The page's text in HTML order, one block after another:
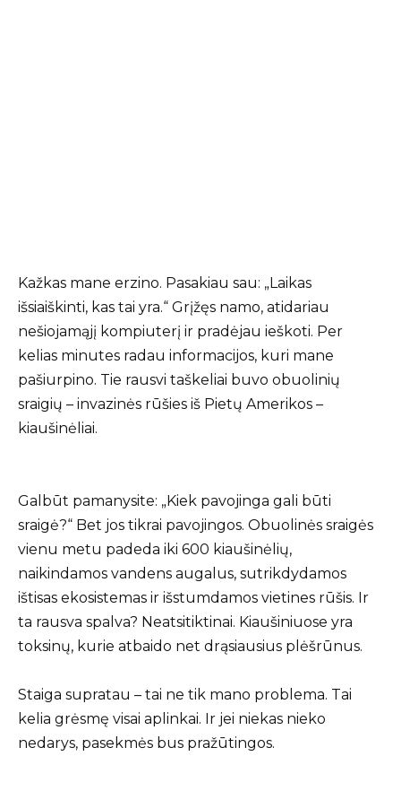
Kažkas mane erzino. Pasakiau sau: „Laikas
išsiaiškinti, kas tai yra.“ Grįžęs namo, atidariau
nešiojamąjį kompiuterį ir pradėjau ieškoti. Per
kelias minutes radau informacijos, kuri mane
pašiurpino. Tie rausvi taškeliai buvo obuolinių
sraigių – invazinės rūšies iš Pietų Amerikos –
kiaušinėliai.
Galbūt pamanysite: „Kiek pavojinga gali būti
sraigė?“ Bet jos tikrai pavojingos. Obuolinės sraigės
vienu metu padeda iki 600 kiaušinėlių,
naikindamos vandens augalus, sutrikdydamos
ištisas ekosistemas ir išstumdamos vietines rūšis. Ir
ta rausva spalva? Neatsitiktinai. Kiaušiniuose yra
toksinų, kurie atbaido net drąsiausius plėšrūnus.
Staiga supratau – tai ne tik mano problema. Tai
kelia grėsmę visai aplinkai. Ir jei niekas nieko
nedarys, pasekmės bus pražūtingos.